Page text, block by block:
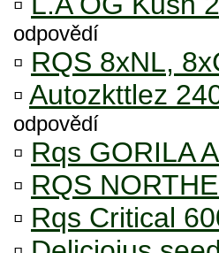
odpovědí
▫ RQS 8xNL,
▫ Autozkttlez
odpovědí
▫ Rqs GORILA
▫ RQS
▫ Rqs Critical